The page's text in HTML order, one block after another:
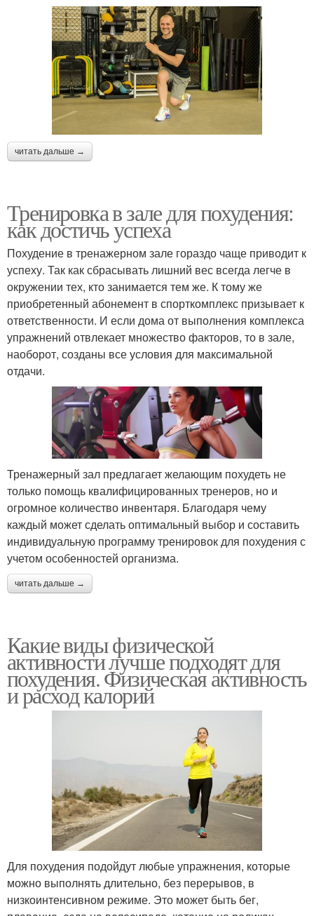
читать дальше →
Тренировка в зале для похудения:
как достичь успеха
Похудение в тренажерном зале гораздо чаще приводит к
успеху. Так как сбрасывать лишний вес всегда легче в
окружении тех, кто занимается тем же. К тому же
приобретенный абонемент в спорткомплекс призывает к
ответственности. И если дома от выполнения комплекса
упражнений отвлекает множество факторов, то в зале,
наоборот, созданы все условия для максимальной
отдачи.
Тренажерный зал предлагает желающим похудеть не
только помощь квалифицированных тренеров, но и
огромное количество инвентаря. Благодаря чему
каждый может сделать оптимальный выбор и составить
индивидуальную программу тренировок для похудения с
учетом особенностей организма.
читать дальше →
Какие виды физической
активности лучше подходят для
похудения. Физическая активность
и расход калорий
Для похудения подойдут любые упражнения, которые
можно выполнять длительно, без перерывов, в
низкоинтенсивном режиме. Это может быть бег,